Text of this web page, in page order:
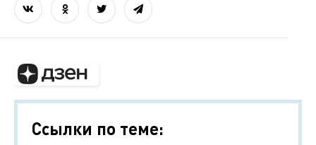
Ссылки по теме: